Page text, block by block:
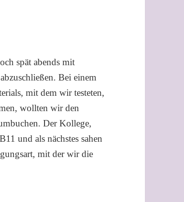
spät abends mit
Bei einem
mit dem wir testeten,
wollten wir den
Der Kollege,
und als nächstes sahen
mit der wir die